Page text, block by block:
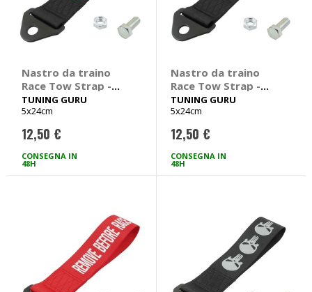
Nastro da traino
Race Tow Strap -
TUNING GURU
TUNING GURU
5x24cm
12,50 €
CONSEGNA IN
48H
Nastro da traino
Race Tow Strap -
TUNING GURU
TUNING GURU
5x24cm
12,50 €
CONSEGNA IN
48H